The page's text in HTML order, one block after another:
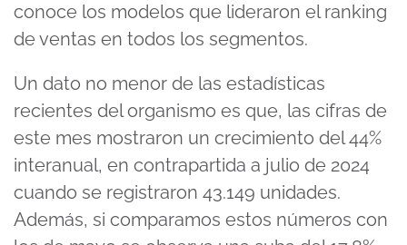
conoce los modelos que lideraron el ranking
de ventas en todos los segmentos.
Un dato no menor de las estadísticas
recientes del organismo es que, las cifras de
este mes mostraron un crecimiento del 44%
interanual, en contrapartida a julio de 2024
cuando se registraron 43.149 unidades.
Además, si comparamos estos números con